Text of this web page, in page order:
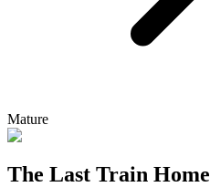
Mature
The Last Train Home